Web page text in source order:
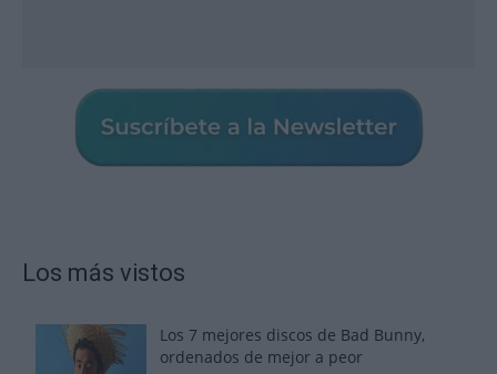
Los más vistos
Los 7 mejores discos de Bad Bunny,
ordenados de mejor a peor